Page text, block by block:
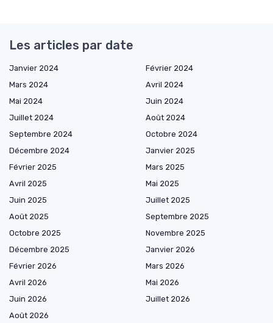
Les articles par date
Janvier 2024
Février 2024
Mars 2024
Avril 2024
Mai 2024
Juin 2024
Juillet 2024
Août 2024
Septembre 2024
Octobre 2024
Décembre 2024
Janvier 2025
Février 2025
Mars 2025
Avril 2025
Mai 2025
Juin 2025
Juillet 2025
Août 2025
Septembre 2025
Octobre 2025
Novembre 2025
Décembre 2025
Janvier 2026
Février 2026
Mars 2026
Avril 2026
Mai 2026
Juin 2026
Juillet 2026
Août 2026